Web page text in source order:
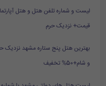
لیست و شماره تلفن هتل و هتل
قیمت+ نزدیک حرم
و شام+50% تخفیف